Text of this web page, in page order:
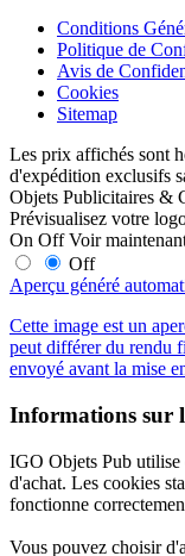
Conditions
Politique de
Avis de
Cookies
Sitemap
Les prix affichés sont
d'expédition exclusifs
Objets Publicitaires &
Prévisualisez votre
On Off Voir
Off
Aperçu généré
Cette image est un
peut différer du rendu
envoyé avant la mise
Informations sur
IGO Objets Pub utilise
d'achat. Les cookies
fonctionne
Vous pouvez choisir